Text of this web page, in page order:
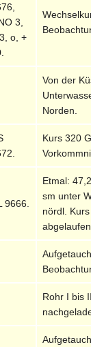
3,
o, +
Von der
Norden.
Kurs 320
9666.
Etmal:
sm unter
nördl.
abgelaufen.
Rohr I bis